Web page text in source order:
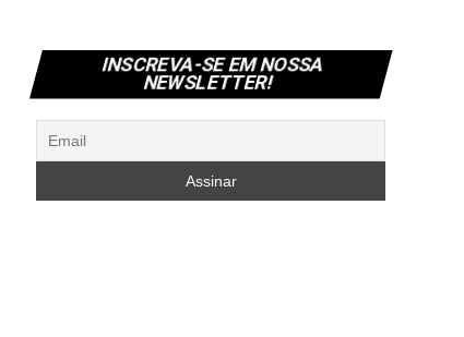
INSCREVA-SE EM NOSSA
NEWSLETTER!